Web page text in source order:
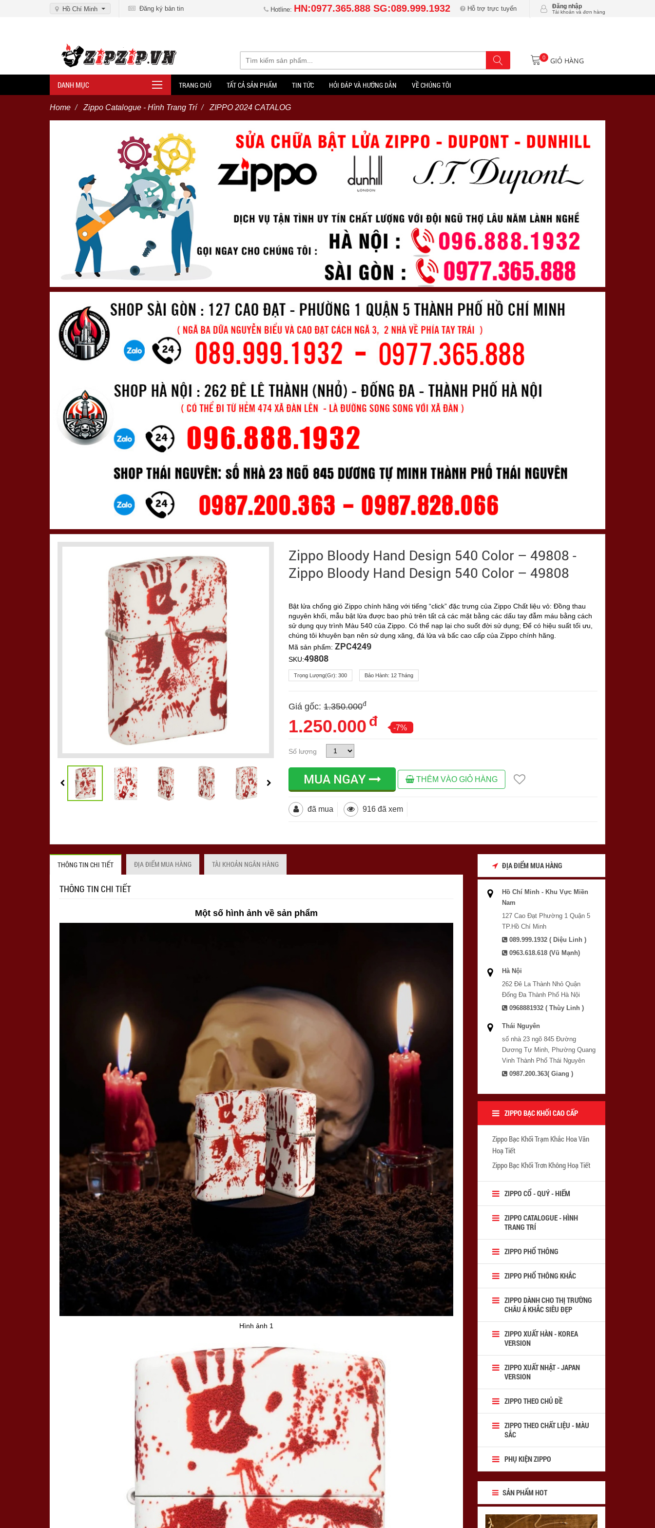
Hồ Chí Minh Đăng ký bản tin Hotline: HN:0977.365.888 SG:089.999.1932 Hỗ trợ trực tuyến Đăng nhập
Tài khoản và đơn hàng
0 GIỎ HÀNG
DANH MỤC TRANG CHỦ TẤT CẢ SẢN PHẨM TIN TỨC HỎI ĐÁP VÀ HƯỚNG DẪN VỀ CHÚNG TÔI
Home Zippo Catalogue - Hình Trang Trí ZIPPO 2024 CATALOG
Zippo Bloody Hand Design 540 Color – 49808 -
Zippo Bloody Hand Design 540 Color – 49808
Bật lửa chống gió Zippo chính hãng với tiếng “click” đặc trưng của Zippo Chất liệu vỏ: Đồng thau
nguyên khối, mẫu bật lửa được bao phủ trên tất cả các mặt bằng các dấu tay đẫm máu bằng cách
sử dụng quy trình Màu 540 của Zippo. Có thể nạp lại cho suốt đời sử dụng; Để có hiệu suất tối ưu,
chúng tôi khuyên bạn nên sử dụng xăng, đá lửa và bấc cao cấp của Zippo chính hãng.
Mã sản phẩm:ZPC4249
SKU:49808
Trọng Lượng(gr):300 Bảo Hành: 12 Tháng
Giá gốc: 1.350.000đ
1.250.000 đ -7%
Số lượng
MUA NGAY THÊM VÀO GIỎ HÀNG
đã mua 916 đã xem
THÔNG TIN CHI TIẾT ĐỊA ĐIỂM MUA HÀNG TÀI KHOẢN NGÂN HÀNG
THÔNG TIN CHI TIẾT
Một số hình ảnh về sản phẩm
Hình ảnh 1
ĐỊA ĐIỂM MUA HÀNG
Hồ Chí Minh - Khu Vực Miền
Nam
127 Cao Đạt Phường 1 Quận 5
TP.Hồ Chí Minh
089.999.1932 ( Diệu Linh )
0963.618.618 (Vũ Mạnh)
Hà Nội
262 Đê La Thành Nhỏ Quận
Đống Đa Thành Phố Hà Nội
0968881932 ( Thùy Linh )
Thái Nguyên
số nhà 23 ngõ 845 Đường
Dương Tự Minh, Phường Quang
Vinh Thành Phố Thái Nguyên
0987.200.363( Giang )
ZIPPO BẠC KHỐI CAO CẤP
Zippo Bạc Khối Trạm Khắc Hoa Văn
Hoạ Tiết
Zippo Bạc Khối Trơn Không Hoạ Tiết
ZIPPO CỔ - QUÝ - HIẾM
ZIPPO CATALOGUE - HÌNH
TRANG TRÍ
ZIPPO PHỔ THÔNG
ZIPPO PHỔ THÔNG KHẮC
ZIPPO DÀNH CHO THỊ TRƯỜNG
CHÂU Á KHẮC SIÊU ĐẸP
ZIPPO XUẤT HÀN - KOREA
VERSION
ZIPPO XUẤT NHẬT - JAPAN
VERSION
ZIPPO THEO CHỦ ĐỀ
ZIPPO THEO CHẤT LIỆU - MÀU
SẮC
PHỤ KIỆN ZIPPO
SẢN PHẨM HOT